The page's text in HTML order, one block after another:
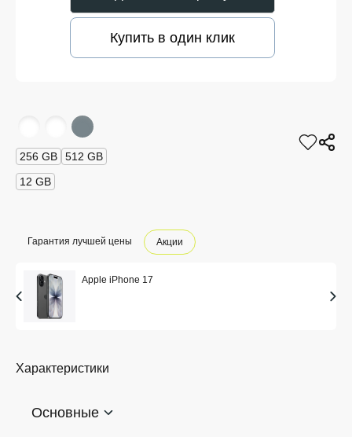
Купить в один клик
256 GB
512 GB
12 GB
Гарантия лучшей цены Акции
Apple iPhone 17
Характеристики
Основные